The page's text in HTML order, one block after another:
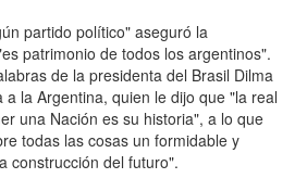
partido político" aseguró la
patrimonio de todos los argentinos".
de la presidenta del Brasil Dilma
a la Argentina, quien le dijo que "la real
una Nación es su historia", a lo que
todas las cosas un formidable y
construcción del futuro".